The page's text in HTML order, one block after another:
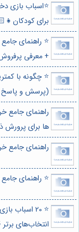
⭐️اسباب بازی
برای
⭐️ راهنمای
+ معرفی
⭐️ چگونه با
(پرسش و پاسخ
راهنمای جامع
ها برای
راهنمای جامع
⭐️ راهنمای
انتخاب‌های